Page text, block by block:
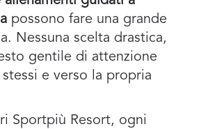
possono fare una grande
Nessuna scelta drastica,
gentile di attenzione
e verso la propria
Sportpiù Resort, ogni